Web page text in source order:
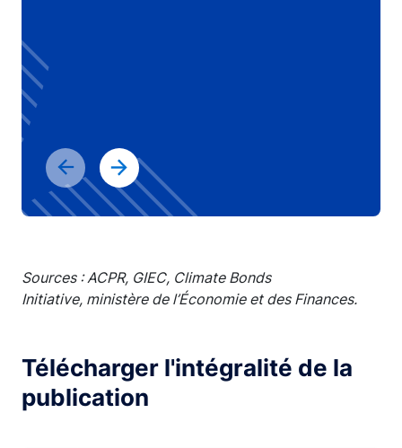
Sources : ACPR, GIEC, Climate Bonds
Initiative, ministère de l’Économie et des Finances.
Télécharger l'intégralité de la
publication